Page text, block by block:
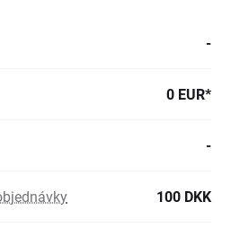
-
0 EUR*
-
100 DKK